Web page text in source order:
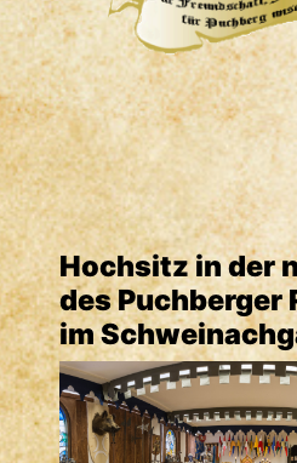
Hochsitz in der
des Puchberger
im